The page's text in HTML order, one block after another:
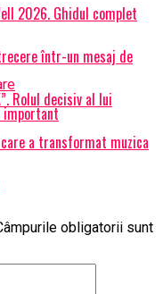
2026. Ghidul complet
într-un mesaj de
Rolul decisiv al lui
important
care a transformat muzica
obligatorii sunt